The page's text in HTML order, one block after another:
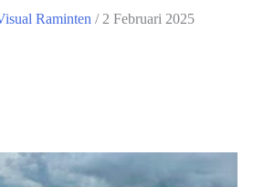
Raminten / 2 Februari 2025